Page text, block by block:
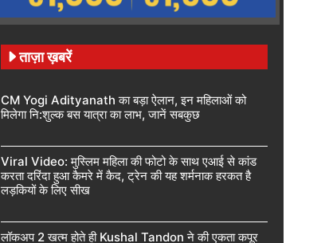
ताज़ा ख़बरें
CM Yogi Adityanath का बड़ा ऐलान, इन महिलाओं को
मिलेगा नि:शुल्क बस यात्रा का लाभ, जानें सबकुछ
Viral Video: मुस्लिम महिला की फोटो के साथ एआई से कांड
करता दरिंदा हुआ कैमरे में कैद, ट्रेन की यह शर्मनाक हरकत है
लड़कियों के लिए सीख
लॉकअप 2 खत्म होते ही Kushal Tandon ने की एकता कपूर